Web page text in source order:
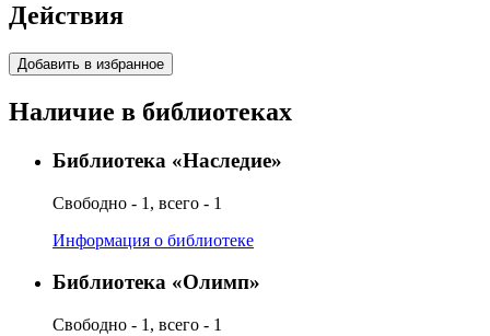
Действия
Добавить в избранное
Наличие в библиотеках
Библиотека «Наследие»
Свободно - 1, всего - 1
Информация о библиотеке
Библиотека «Олимп»
Свободно - 1, всего - 1